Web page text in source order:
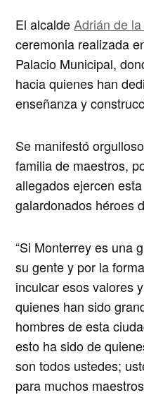
El alcaldeAdrián de
ceremonia realizada
Palacio Municipal,
hacia quienes han
enseñanza y
Se manifestó
familia de maestros,
allegados ejercen
galardonados héroes
“Si Monterrey es una
su gente y por la
inculcar esos valores
quienes han sido
hombres de esta
esto ha sido de
son todos ustedes;
para muchos